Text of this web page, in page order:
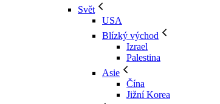
Svět
USA
Blízký východ
Izrael
Palestina
Asie
Čína
Jižní Korea